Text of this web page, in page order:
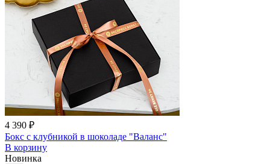
4 390 ₽
Бокс с клубникой в шоколаде "Валанс"
В корзину
Новинка